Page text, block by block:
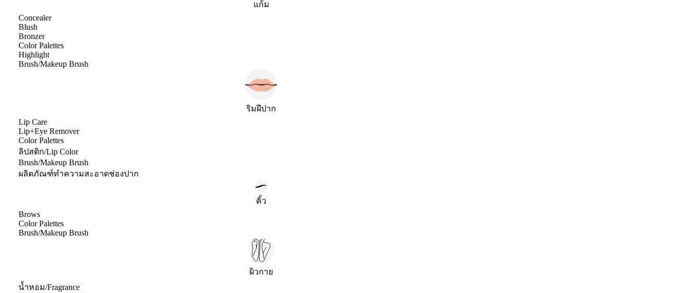
แก้ม
Concealer
Blush
Bronzer
Color Palettes
Highlight
Brush/Makeup Brush
ริมฝีปาก
Lip Care
Lip+Eye Remover
Color Palettes
ลิปสติก/Lip Color
Brush/Makeup Brush
ผลิตภัณฑ์ทำความสะอาดช่องปาก
คิ้ว
Brows
Color Palettes
Brush/Makeup Brush
ผิวกาย
น้ำหอม/Fragrance